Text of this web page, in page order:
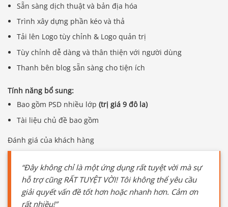
Sẵn sàng dịch thuật và bản địa hóa
Trình xây dựng phần kéo và thả
Tải lên Logo tùy chỉnh & Logo quản trị
Tùy chỉnh dễ dàng và thân thiện với người dùng
Thanh bên blog sẵn sàng cho tiện ích
Tính năng bổ sung:
Bao gồm PSD nhiều lớp (trị giá 9 đô la)
Tài liệu chủ đề bao gồm
Đánh giá của khách hàng
“Đây không chỉ là một ứng dụng rất tuyệt vời mà sự
hỗ trợ cũng RẤT TUYỆT VỜI! Tôi không thể yêu cầu
giải quyết vấn đề tốt hơn hoặc nhanh hơn. Cảm ơn
rất nhiều!”